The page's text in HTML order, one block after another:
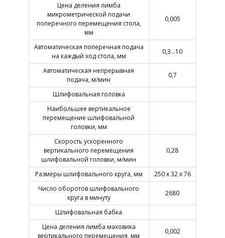
Цена деления лимба
микрометрической подачи
поперечного перемещения стола,
мм
0,005
Автоматическая поперечная подача
на каждый ход стола, мм
0,3…10
Автоматическая непрерывная
подача, м/мин
0,7
Шлифовальная головка
Наибольшее вертикальное
перемещение шлифовальной
головки, мм
Скорость ускоренного
вертикального перемещения
шлифовальной головки, м/мин
0,28
Размеры шлифовального круга, мм
250 х 32 х 76
Число оборотов шлифовального
круга в минуту
2680
Шлифовальная бабка
Цена деления лимба маховика
вертикального перемещения, мм
0,002